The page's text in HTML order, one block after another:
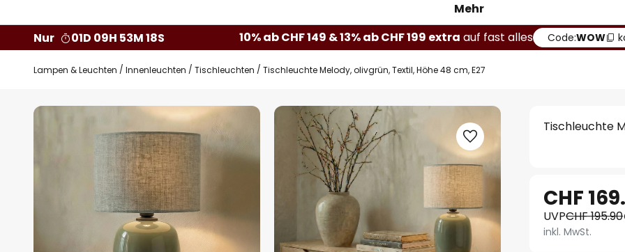
Mehr
Nur
01D 09H 53M 17S 10% ab CHF 149 & 13% ab CHF 199 extra auf fast alles Code:WOW
Lampen & Leuchten Innenleuchten Tischleuchten Tischleuchte Melody, olivgrün, Textil, Höhe 48 cm, E27
Zum
Bildgalerie
Tischleuchte
CHF
UVPCHF 195.90
inkl. MwSt.